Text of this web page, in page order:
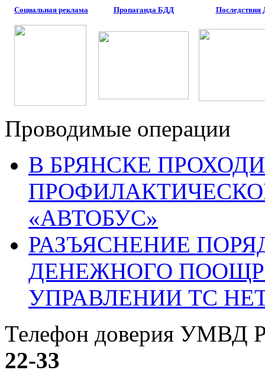
Социальная реклама Пропаганда БДД
Проводимые операции
В БРЯНСКЕ
«АВТОБУС»
РАЗЪЯСНЕНИЕ
ДЕНЕЖНОГО
УПРАВЛЕНИИ ТС
Телефон доверия УМВД
22-33